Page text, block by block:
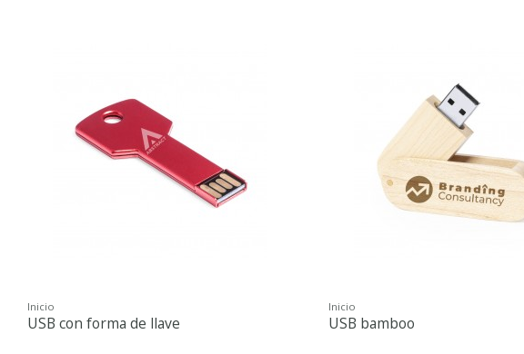
Inicio
USB con forma de llave
Inicio
USB bamboo